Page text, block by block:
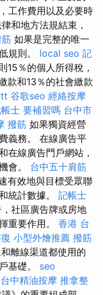
工作費用以及必要時
和地方法規結束，
如果是完整的唯一
規則。 local seo 記
15％的個人所得稅，
款和13％的社會繳款
谷歌seo 經絡按摩
士 要補習嗎 台中市
撥筋 如果獨資經營
義務。 在線廣告平
在線廣告門戶網站，
會。 台中五十肩筋
有效地與目標受眾聯
統計數據。 記帳士
社區廣告牌或房地
重要作用。 香港 台
小型外燴推薦 撥筋
離線渠道都使用的
基礎。 seo
台中精油按摩 推拿整